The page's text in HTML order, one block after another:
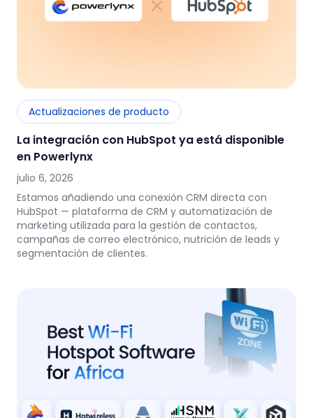
Actualizaciones de producto
La integración con HubSpot ya está disponible
en Powerlynx
julio 6, 2026
Estamos añadiendo una conexión CRM directa con
HubSpot — plataforma de CRM y automatización de
marketing utilizada para la gestión de contactos,
campañas de correo electrónico, nutrición de leads y
segmentación de clientes.